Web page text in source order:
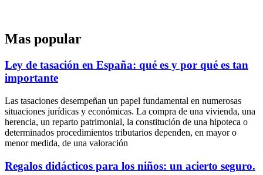
Mas popular
Ley de tasación en España: qué es y por qué es tan
importante
Las tasaciones desempeñan un papel fundamental en numerosas
situaciones jurídicas y económicas. La compra de una vivienda, una
herencia, un reparto patrimonial, la constitución de una hipoteca o
determinados procedimientos tributarios dependen, en mayor o
menor medida, de una valoración
Regalos didácticos para los niños: un acierto seguro.